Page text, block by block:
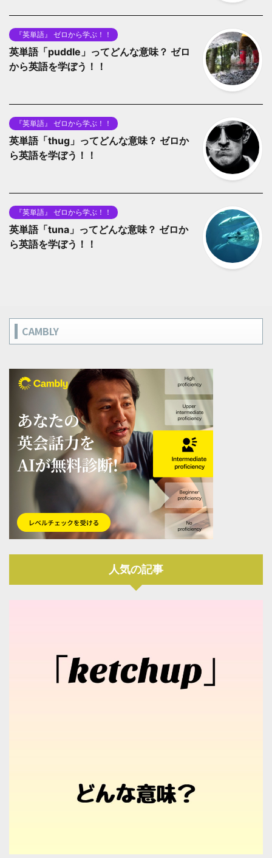
『英単語』 ゼロから学ぶ！！
英単語「puddle」ってどんな意味？ ゼロ
から英語を学ぼう！！
『英単語』 ゼロから学ぶ！！
英単語「thug」ってどんな意味？ ゼロか
ら英語を学ぼう！！
『英単語』 ゼロから学ぶ！！
英単語「tuna」ってどんな意味？ ゼロか
ら英語を学ぼう！！
CAMBLY
人気の記事